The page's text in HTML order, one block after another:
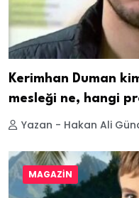
Kerimhan Duman
mesleği ne, hangi
Yazan - Hakan Ali
MAGAZIN